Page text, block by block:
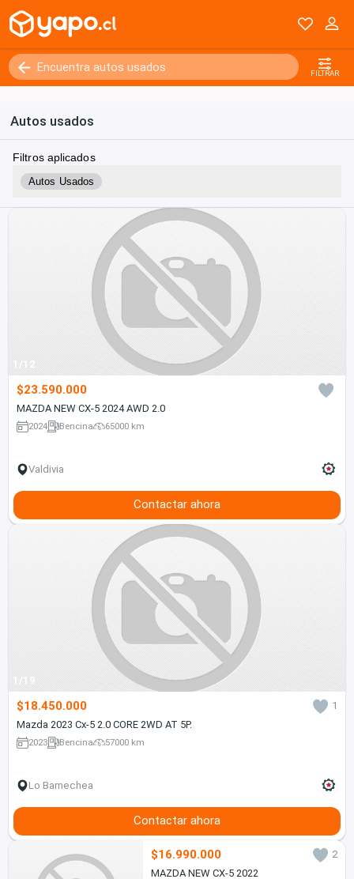
FILTRAR
Autos usados
Filtros aplicados
Autos Usados
1/12
$23.590.000
MAZDA NEW CX-5 2024 AWD 2.0
2024 Bencina 65000 km
Valdivia
Contactar ahora
1/19
$18.450.000
1
Mazda 2023 Cx-5 2.0 CORE 2WD AT 5P.
2023 Bencina 57000 km
Lo Barnechea
Contactar ahora
$16.990.000
2
MAZDA NEW CX-5 2022